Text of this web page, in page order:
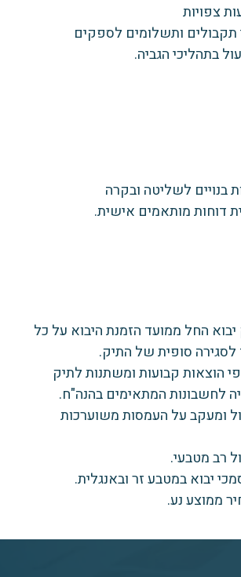
צפויות
תקבולים ותשלומים לספקים
בתהליכי הגביה.
בנויים לשליטה ובקרה
דוחות מותאמים אישית.
יבוא החל ממועד הזמנת היבוא על כל
לסגירה סופית של התיק.
הוצאות קבועות ומשתנות לתיק
לחשבונות המתאימים בהנה"ח.
ומעקב על העמסות משוערכות
רב מטבעי.
יבוא במטבע זר ובאנגלית.
ממוצע נע.